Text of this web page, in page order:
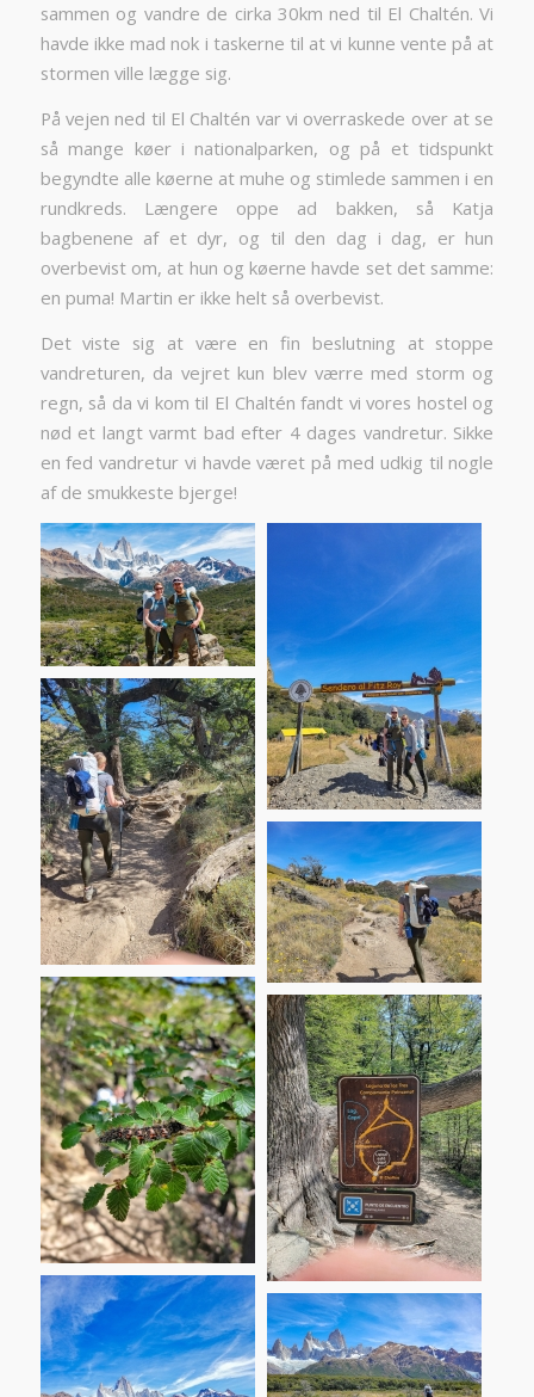
sammen og vandre de cirka 30km ned til El Chaltén. Vi
havde ikke mad nok i taskerne til at vi kunne vente på at
stormen ville lægge sig.
På vejen ned til El Chaltén var vi overraskede over at se
så mange køer i nationalparken, og på et tidspunkt
begyndte alle køerne at muhe og stimlede sammen i en
rundkreds. Længere oppe ad bakken, så Katja
bagbenene af et dyr, og til den dag i dag, er hun
overbevist om, at hun og køerne havde set det samme:
en puma! Martin er ikke helt så overbevist.
Det viste sig at være en fin beslutning at stoppe
vandreturen, da vejret kun blev værre med storm og
regn, så da vi kom til El Chaltén fandt vi vores hostel og
nød et langt varmt bad efter 4 dages vandretur. Sikke
en fed vandretur vi havde været på med udkig til nogle
af de smukkeste bjerge!